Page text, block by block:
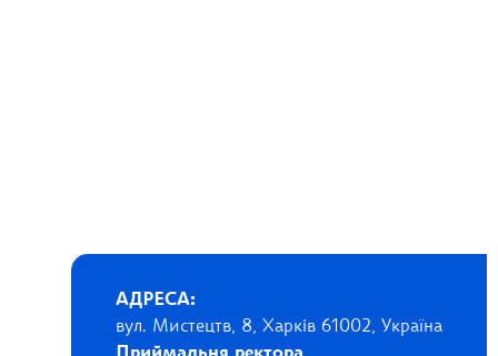
АДРЕСА:
вул. Мистецтв, 8, Харків 61002, Україна